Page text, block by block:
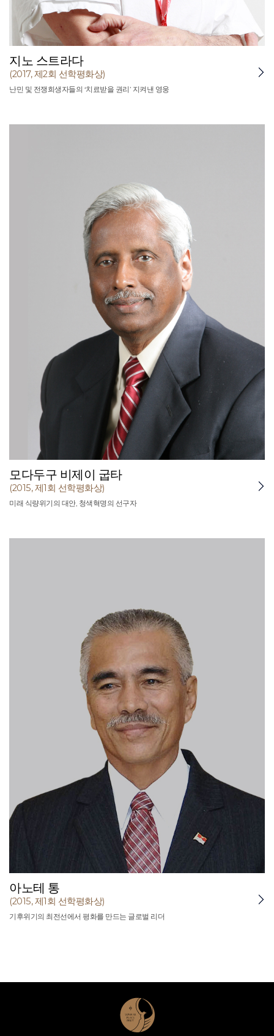
지노 스트라다
(2017, 제2회 선학평화상)
난민 및 전쟁희생자들의 ‘치료받을 권리’ 지켜낸 영웅
모다두구 비제이 굽타
(2015, 제1회 선학평화상)
미래 식량위기의 대안, 청색혁명의 선구자
아노테 통
(2015, 제1회 선학평화상)
기후위기의 최전선에서 평화를 만드는 글로벌 리더